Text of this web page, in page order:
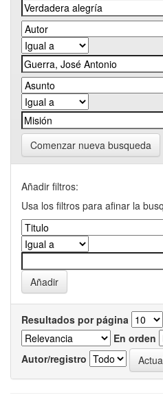
Comenzar nueva busqueda
Añadir filtros:
Usa los filtros para afinar la
Resultados por página
En orden
Autor/registro